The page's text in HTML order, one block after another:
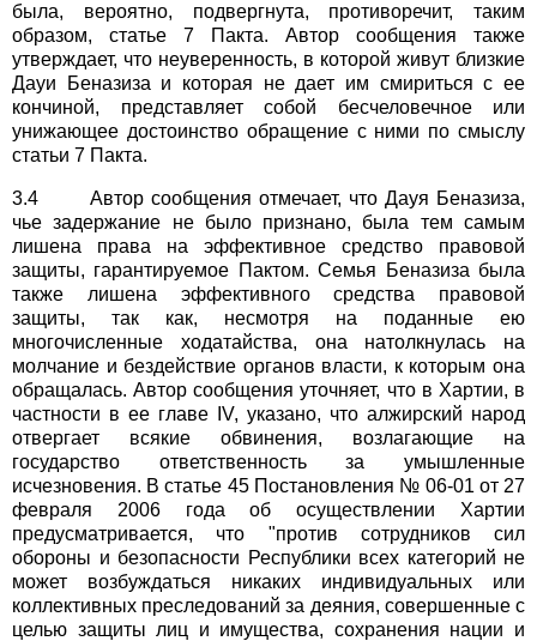
была, вероятно, подвергнута, противоречит, таким
образом, статье 7 Пакта. Автор сообщения также
утверждает, что неуверенность, в которой живут близкие
Дауи Беназиза и которая не дает им смириться с ее
кончиной, представляет собой бесчеловечное или
унижающее достоинство обращение с ними по смыслу
статьи 7 Пакта.
3.4 Автор сообщения отмечает, что Дауя Беназиза,
чье задержание не было признано, была тем самым
лишена права на эффективное средство правовой
защиты, гарантируемое Пактом. Семья Беназиза была
также лишена эффективного средства правовой
защиты, так как, несмотря на поданные ею
многочисленные ходатайства, она натолкнулась на
молчание и бездействие органов власти, к которым она
обращалась. Автор сообщения уточняет, что в Хартии, в
частности в ее главе IV, указано, что алжирский народ
отвергает всякие обвинения, возлагающие на
государство ответственность за умышленные
исчезновения. В статье 45 Постановления № 06-01 от 27
февраля 2006 года об осуществлении Хартии
предусматривается, что "против сотрудников сил
обороны и безопасности Республики всех категорий не
может возбуждаться никаких индивидуальных или
коллективных преследований за деяния, совершенные с
целью защиты лиц и имущества, сохранения нации и